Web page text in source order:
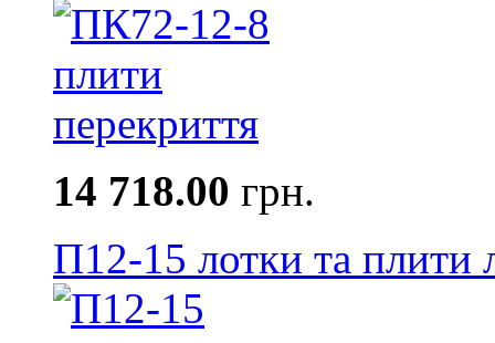
14 718.00 грн.
П12-15 лотки та плити